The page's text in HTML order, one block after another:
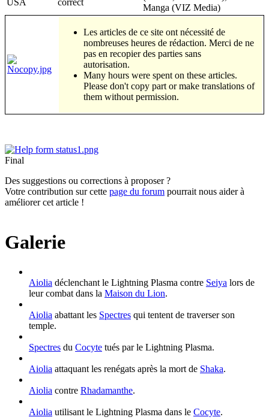
Manga (VIZ Media)
Les articles de ce site ont nécessité de
nombreuses heures de rédaction. Merci de ne
pas en recopier des parties sans
autorisation.
Many hours were spent on these articles.
Please don't copy part or make translations of
them without permission.
Final
Des suggestions ou corrections à proposer ?
Votre contribution sur cette page du forum pourrait nous aider à
améliorer cet article !
Galerie
Aiolia déclenchant le Lightning Plasma contre Seiya lors de
leur combat dans la Maison du Lion.
Aiolia abattant les Spectres qui tentent de traverser son
temple.
Spectres du Cocyte tués par le Lightning Plasma.
Aiolia attaquant les renégats après la mort de Shaka.
Aiolia contre Rhadamanthe.
Aiolia utilisant le Lightning Plasma dans le Cocyte.